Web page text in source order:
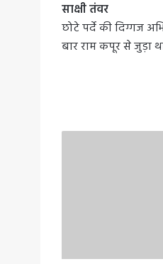
साक्षी तंवर
छोटे पर्दे की दिग्गज
बार राम कपूर से जुड़ा